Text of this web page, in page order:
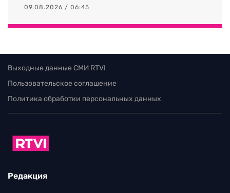
09.08.2026 / 06:45
Выходные данные СМИ RTVI
Пользовательское соглашение
Политика обработки персональных данных
Редакция